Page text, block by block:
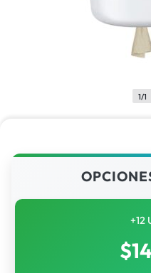
1/1
+12
$